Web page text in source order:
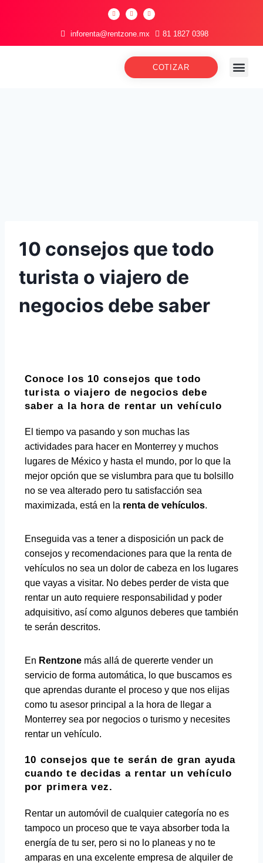
inforenta@rentzone.mx 81 1827 0398
COTIZAR
10 consejos que todo
turista o viajero de
negocios debe saber
Conoce los 10 consejos que todo
turista o viajero de negocios debe
saber a la hora de rentar un vehículo
El tiempo va pasando y son muchas las
actividades para hacer en Monterrey y muchos
lugares de México y hasta el mundo, por lo que la
mejor opción que se vislumbra para que tu bolsillo
no se vea alterado pero tu satisfacción sea
maximizada, está en la renta de vehículos.
Enseguida vas a tener a disposición un pack de
consejos y recomendaciones para que la renta de
vehículos no sea un dolor de cabeza en los lugares
que vayas a visitar. No debes perder de vista que
rentar un auto requiere responsabilidad y poder
adquisitivo, así como algunos deberes que también
te serán descritos.
En Rentzone más allá de quererte vender un
servicio de forma automática, lo que buscamos es
que aprendas durante el proceso y que nos elijas
como tu asesor principal a la hora de llegar a
Monterrey sea por negocios o turismo y necesites
rentar un vehículo.
10 consejos que te serán de gran ayuda
cuando te decidas a rentar un vehículo
por primera vez.
Rentar un automóvil de cualquier categoría no es
tampoco un proceso que te vaya absorber toda la
energía de tu ser, pero si no lo planeas y no te
amparas en una excelente empresa de alquiler de